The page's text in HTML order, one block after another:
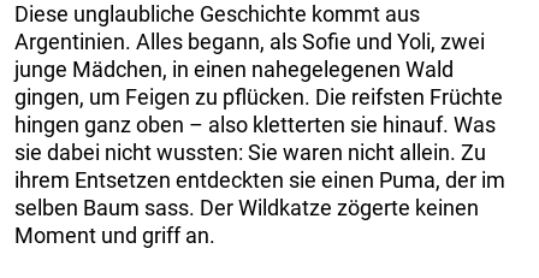
Diese unglaubliche Geschichte kommt aus
Argentinien. Alles begann, als Sofie und Yoli, zwei
junge Mädchen, in einen nahegelegenen Wald
gingen, um Feigen zu pflücken. Die reifsten Früchte
hingen ganz oben – also kletterten sie hinauf. Was
sie dabei nicht wussten: Sie waren nicht allein. Zu
ihrem Entsetzen entdeckten sie einen Puma, der im
selben Baum sass. Der Wildkatze zögerte keinen
Moment und griff an.